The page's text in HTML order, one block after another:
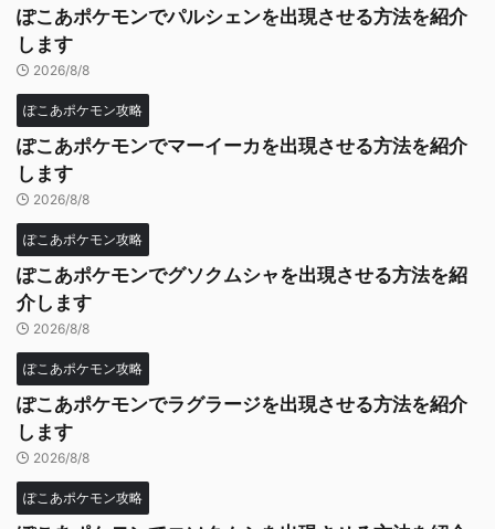
ぽこあポケモンでパルシェンを出現させる方法を紹介
します
2026/8/8
ぽこあポケモン攻略
ぽこあポケモンでマーイーカを出現させる方法を紹介
します
2026/8/8
ぽこあポケモン攻略
ぽこあポケモンでグソクムシャを出現させる方法を紹
介します
2026/8/8
ぽこあポケモン攻略
ぽこあポケモンでラグラージを出現させる方法を紹介
します
2026/8/8
ぽこあポケモン攻略